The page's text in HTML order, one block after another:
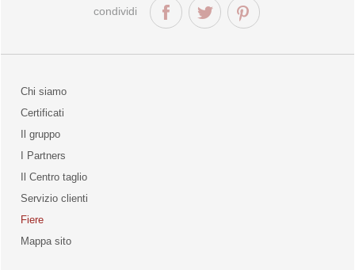
condividi
Chi siamo
qualità
Certificati
Il gruppo
I Partners
Il Centro taglio
Servizio clienti
Fiere
Mappa sito